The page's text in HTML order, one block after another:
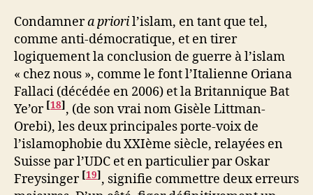
Condamnera prioril’islam, en tant que tel,
comme anti-démocratique, et en tirer
logiquement la conclusion de guerre à l’islam
« chez nous », comme le font l’Italienne Oriana
Fallaci (décédée en 2006) et la Britannique Bat
Ye’or [18] , (de son vrai nom Gisèle Littman-
Orebi), les deux principales porte-voix de
l’islamophobie du XXIème siècle, relayées en
Suisse par l’UDC et en particulier par Oskar
Freysinger [19] , signifie commettre deux erreurs